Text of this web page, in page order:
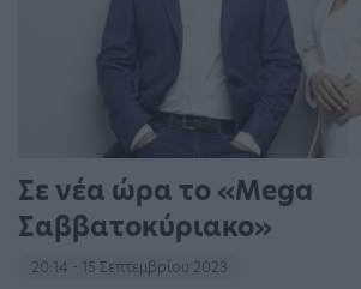
Σε νέα ώρα το «Mega
Σαββατοκύριακο»
20:14 - 15 Σεπτεμβρίου 2023